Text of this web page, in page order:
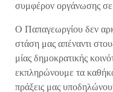
συμφέρον οργάνωσης σε
Ο Παπαγεωργίου δεν
στάση μας απέναντι
μίας δημοκρατικής
εκπληρώνουμε τα
πράξεις μας